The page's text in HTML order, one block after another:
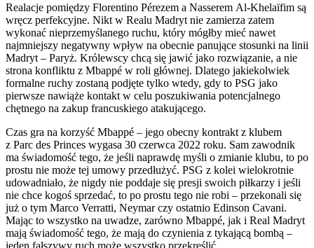
Realacje pomiędzy Florentino Pérezem a Nasserem Al-Khelaïfim są
wręcz perfekcyjne. Nikt w Realu Madryt nie zamierza zatem
wykonać nieprzemyślanego ruchu, który mógłby mieć nawet
najmniejszy negatywny wpływ na obecnie panujące stosunki na linii
Madryt – Paryż. Królewscy chcą się jawić jako rozwiązanie, a nie
strona konfliktu z Mbappé w roli głównej. Dlatego jakiekolwiek
formalne ruchy zostaną podjęte tylko wtedy, gdy to PSG jako
pierwsze nawiąże kontakt w celu poszukiwania potencjalnego
chętnego na zakup francuskiego atakującego.
Czas gra na korzyść Mbappé – jego obecny kontrakt z klubem
z Parc des Princes wygasa 30 czerwca 2022 roku. Sam zawodnik
ma świadomość tego, że jeśli naprawdę myśli o zmianie klubu, to po
prostu nie może tej umowy przedłużyć. PSG z kolei wielokrotnie
udowadniało, że nigdy nie poddaje się presji swoich piłkarzy i jeśli
nie chce kogoś sprzedać, to po prostu tego nie robi – przekonali się
już o tym Marco Verratti, Neymar czy ostatnio Edinson Cavani.
Mając to wszystko na uwadze, zarówno Mbappé, jak i Real Madryt
mają świadomość tego, że mają do czynienia z tykającą bombą –
jeden fałszywy ruch może wszystko przekreślić.